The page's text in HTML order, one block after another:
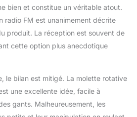
bien et constitue un véritable atout.
radio FM est unanimement décrite
produit. La réception est souvent de
cette option plus anecdotique
le bilan est mitigé. La molette rotative
une excellente idée, facile à
gants. Malheureusement, les